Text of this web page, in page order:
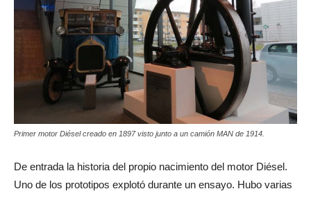
Primer motor Diésel creado en 1897 visto junto a un camión MAN de 1914.
De entrada la historia del propio nacimiento del motor Diésel.
Uno de los prototipos explotó durante un ensayo. Hubo varias